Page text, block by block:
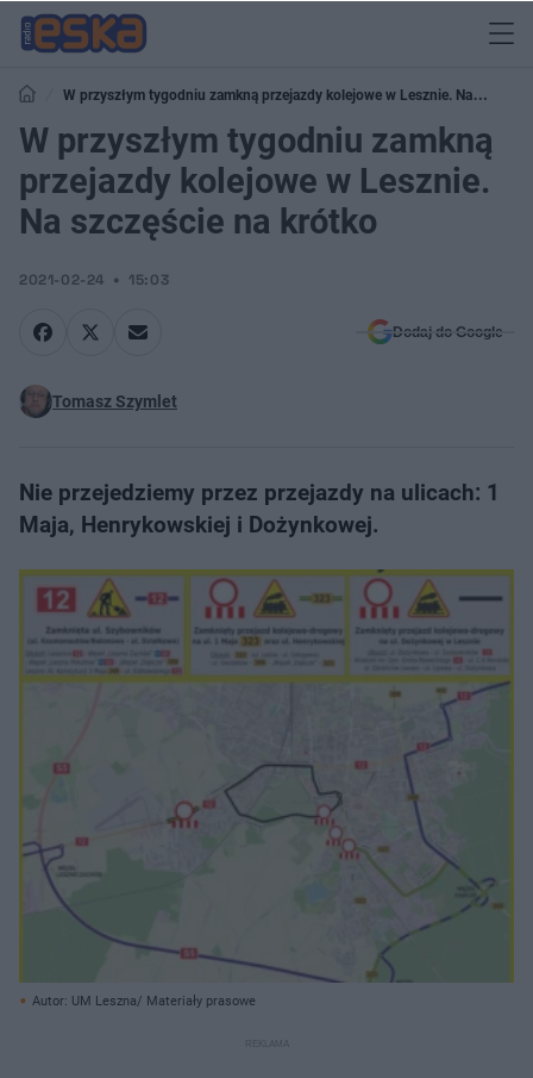
W przyszłym tygodniu zamkną przejazdy kolejowe w Lesznie. Na
szczęście na krótko
W przyszłym tygodniu zamkną
przejazdy kolejowe w Lesznie.
Na szczęście na krótko
2021-02-24 15:03
Dodaj do Google
Tomasz Szymlet
Nie przejedziemy przez przejazdy na ulicach: 1
Maja, Henrykowskiej i Dożynkowej.
Autor: UM Leszna/ Materiały prasowe